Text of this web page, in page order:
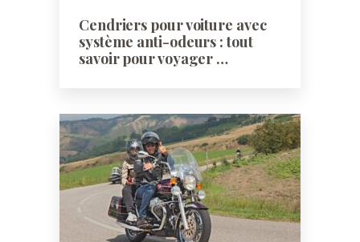
Cendriers pour voiture avec
système anti-odeurs : tout
savoir pour voyager …